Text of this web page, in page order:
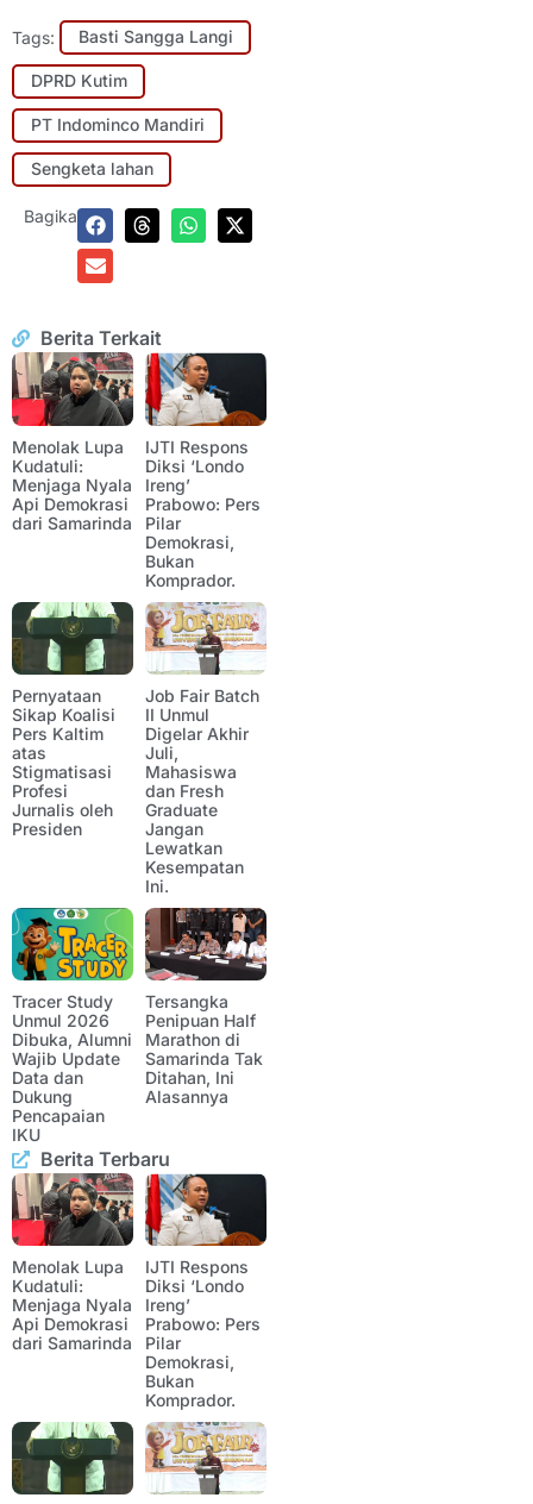
Tags: Basti Sangga Langi
DPRD Kutim
PT Indominco Mandiri
Sengketa lahan
Bagikan:
Berita Terkait
Menolak Lupa
Kudatuli:
Menjaga Nyala
Api Demokrasi
dari Samarinda
IJTI Respons
Diksi ‘Londo
Ireng’
Prabowo: Pers
Pilar
Demokrasi,
Bukan
Komprador.
Pernyataan
Sikap Koalisi
Pers Kaltim
atas
Stigmatisasi
Profesi
Jurnalis oleh
Presiden
Job Fair Batch
II Unmul
Digelar Akhir
Juli,
Mahasiswa
dan Fresh
Graduate
Jangan
Lewatkan
Kesempatan
Ini.
Tracer Study
Unmul 2026
Dibuka, Alumni
Wajib Update
Data dan
Dukung
Pencapaian
IKU
Tersangka
Penipuan Half
Marathon di
Samarinda Tak
Ditahan, Ini
Alasannya
Berita Terbaru
Menolak Lupa
Kudatuli:
Menjaga Nyala
Api Demokrasi
dari Samarinda
IJTI Respons
Diksi ‘Londo
Ireng’
Prabowo: Pers
Pilar
Demokrasi,
Bukan
Komprador.